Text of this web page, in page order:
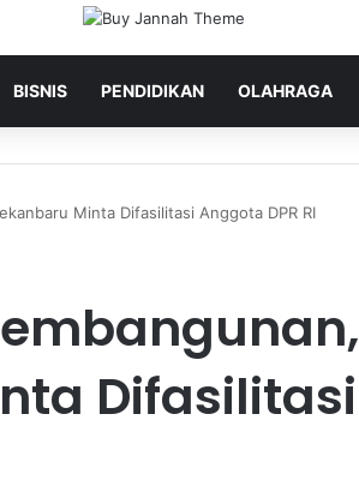
BISNIS PENDIDIKAN OLAHRAGA
Minta Difasilitasi Anggota DPR RI
Difasilitasi